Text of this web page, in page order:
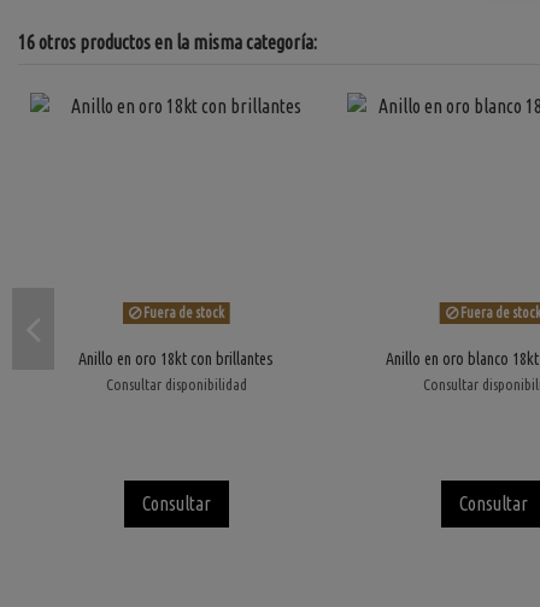
16 otros productos en la misma categoría:
Fuera de stock
Anillo en oro 18kt con brillantes
Consultar disponibilidad
Consultar
Fuera de stock
Anillo en oro blanco
Consultar
Consultar